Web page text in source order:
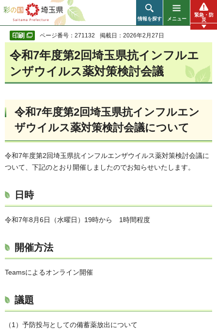
彩の国 埼玉県
情報を探す メニュー
緊急・防
災
ページ番号：271132 掲載日：2026年2月27日
令和7年度第2回埼玉県抗インフルエ
ンザウイルス薬対策検討会議
令和7年度第2回埼玉県抗インフルエン
ザウイルス薬対策検討会議について
令和7年度第2回埼玉県抗インフルエンザウイルス薬対策検討会議に
ついて、下記のとおり開催しましたのでお知らせいたします。
日時
令和7年8月6日（水曜日）19時から 1時間程度
開催方法
Teamsによるオンライン開催
議題
（1）予防投与としての備蓄薬放出について